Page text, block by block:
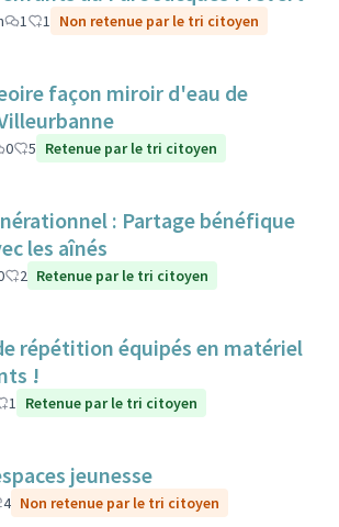
1 1 Non retenue par le tri citoyen
façon miroir d'eau de
0 5 Retenue par le tri citoyen
: Partage bénéfique
les aînés
2 Retenue par le tri citoyen
répétition équipés en matériel
!
1 Retenue par le tri citoyen
jeunesse
4 Non retenue par le tri citoyen